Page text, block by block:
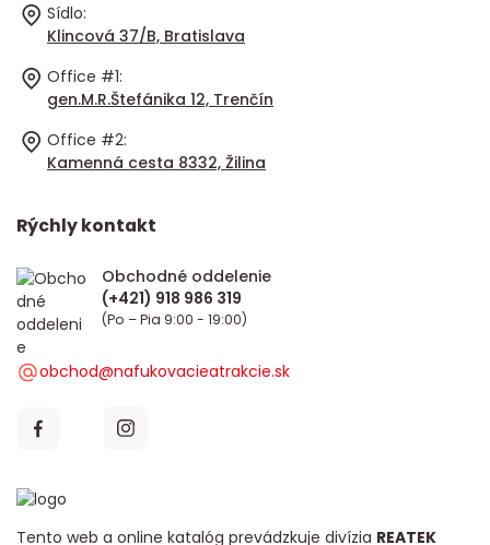
Sídlo:
Klincová 37/B, Bratislava
Office #1:
gen.M.R.Štefánika 12, Trenčín
Office #2:
Kamenná cesta 8332, Žilina
Tento web a online katalóg prevádzkuje divízia REATEK
Rýchly kontakt
Obchodné oddelenie
(Po – Pia 9:00 - 19:00)
obchod@nafukovacieatrakcie.sk